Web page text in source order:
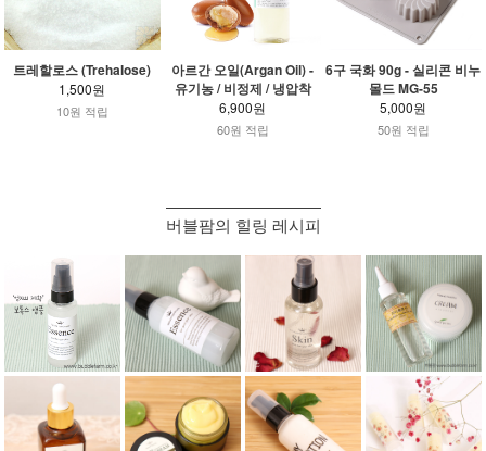
트레할로스 (Trehalose)
1,500원
10원 적립
아르간 오일(Argan Oil) -
유기농 / 비정제 / 냉압착
6,900원
60원 적립
6구 국화 90g - 실리콘 비누
몰드 MG-55
5,000원
50원 적립
버블팜의 힐링 레시피